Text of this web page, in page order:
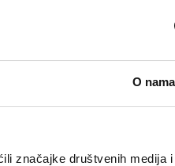
O nama
značajke društvenih medija
i